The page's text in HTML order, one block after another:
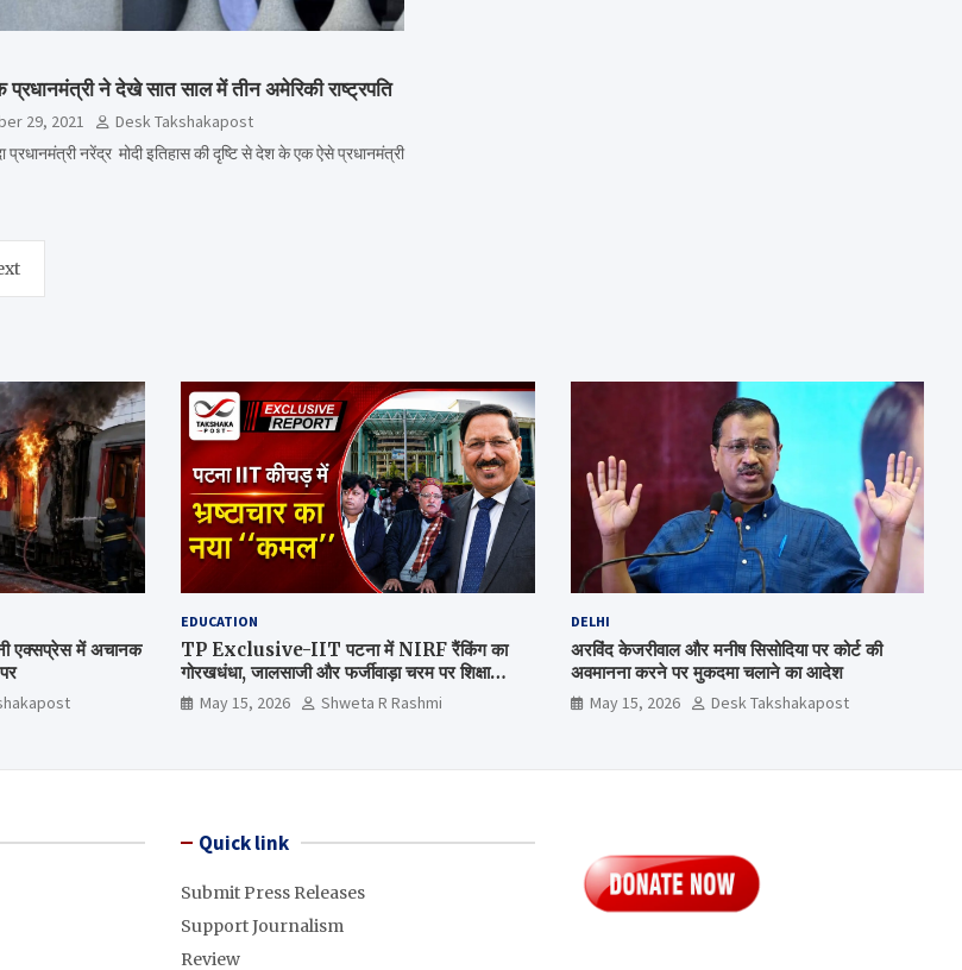
ने देखे सात साल में तीन अमेरिकी राष्ट्रपति
29, 2021
Desk Takshakapost
प्रधानमंत्री नरेंद्र मोदी इतिहास की दृष्टि से देश के एक ऐसे प्रधानमंत्री
एक्सप्रेस में अचानक
EDUCATION
TP Exclusive-IIT पटना में NIRF रैंकिंग का
गोरखधंधा, जालसाजी और फर्जीवाड़ा चरम पर शिक्षा
मंत्रालय कब जागेगा ?
May 15, 2026 Shweta R Rashmi
DELHI
अरविंद केजरीवाल और मनीष सिसोदिया पर कोर्ट की
अवमानना करने पर मुकदमा चलाने का आदेश
May 15, 2026 Desk Takshakapost
Quick link
Submit Press Releases
Support Journalism
Review